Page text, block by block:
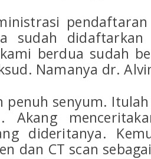
sudah
berdua sudah
Namanya dr.
penuh senyum.
Akang
dideritanya.
dan CT scan